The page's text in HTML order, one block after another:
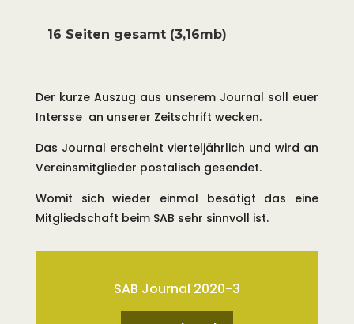
bezieht sich auf das
Naturschutzgebiet Irrsee Südmoor.
Entlang der Uferlinie darf ein max. 3
m breiter Streifen von Anglern zur
rechtmäßigen Ausübung der
Fischerei genutzt werden.
den letzten Jahren durch die
fischereilichen Aktivitäten nicht
16 Seiten gesamt (3,16mb)
Der kurze Auszug aus unserem Journal soll euer
Intersse an unserer Zeitschrift wecken.
Das Journal erscheint vierteljährlich und wird an
Vereinsmitglieder postalisch gesendet.
Womit sich wieder einmal besätigt das eine
Mitgliedschaft beim SAB sehr sinnvoll ist.
SAB Journal 2020-3